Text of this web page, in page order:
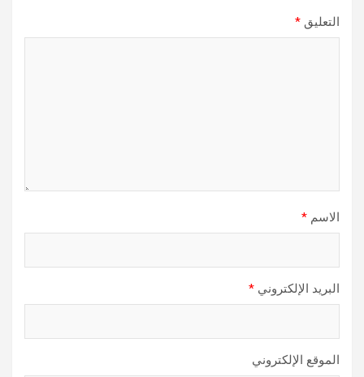
التعليق *
الاسم *
البريد الإلكتروني *
الموقع الإلكتروني